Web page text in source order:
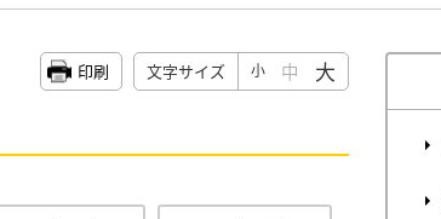
印刷 文字サイズ 小 中 大